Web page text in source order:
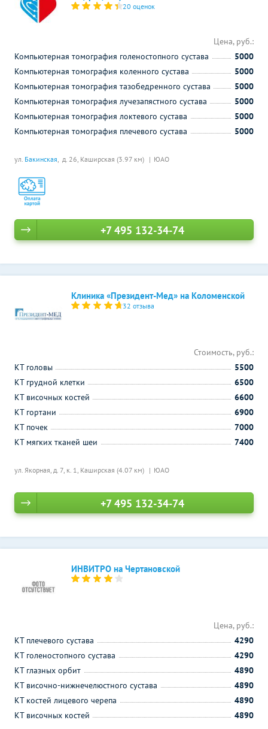
20 оценок
ул. Бакинская, д. 26, Каширская (3.97 км) ЮАО
Цена, руб.:
Компьютерная томография голеностопного сустава
5000
Компьютерная томография коленного сустава
5000
Компьютерная томография тазобедренного сустава
5000
Компьютерная томография лучезапястного сустава
5000
Компьютерная томография локтевого сустава
5000
Компьютерная томография плечевого сустава
5000
+7 495 132-34-74
Клиника «Президент-Мед» на Коломенской
32 отзыва
ул. Якорная, д. 7, к. 1, Каширская (4.07 км) ЮАО
Стоимость, руб.:
КТ головы
5500
КТ грудной клетки
6500
КТ височных костей
6600
КТ гортани
6900
КТ почек
7000
КТ мягких тканей шеи
7400
+7 495 132-34-74
ИНВИТРО на Чертановской
Цена, руб.:
КТ плечевого сустава
4290
КТ голеностопного сустава
4290
КТ глазных орбит
4890
КТ височно-нижнечелюстного сустава
4890
КТ костей лицевого черепа
4890
КТ височных костей
4890